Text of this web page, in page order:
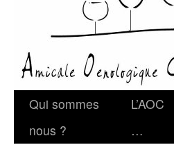
Qui sommes
nous ?
L’AOC
…